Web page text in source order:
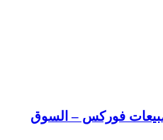
فوركس – السوق